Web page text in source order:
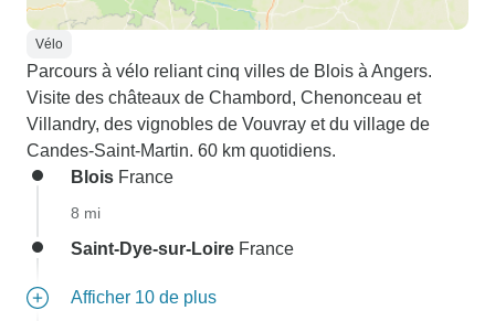
Vélo
Parcours à vélo reliant cinq villes de Blois à Angers.
Visite des châteaux de Chambord, Chenonceau et
Villandry, des vignobles de Vouvray et du village de
Candes-Saint-Martin. 60 km quotidiens.
Blois France
8 mi
Saint-Dye-sur-Loire France
Afficher 10 de plus